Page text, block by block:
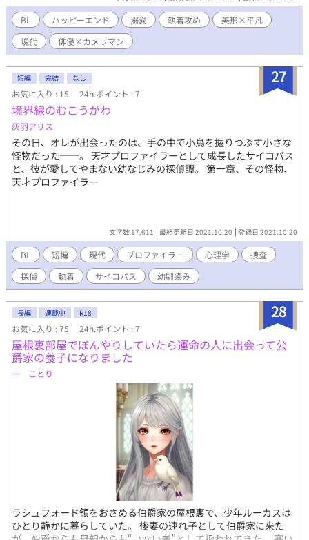
BL ハッピーエンド 溺愛 執着攻め
美形×平凡
現代
俳優×カメラマン
27
短編 完結 なし
お気に入り : 15 24h.ポイント : 7
境界線のむこうがわ
灰羽アリス
その日、オレが出会ったのは、手の中で小鳥を握りつぶす小さな
怪物だった──。 天才プロファイラーとして成長したサイコパス
と、彼が愛してやまない幼なじみの探偵譚。 第一章、その怪物、
天才プロファイラー
文字数 17,611 最終更新日 2021.10.20 登録日 2021.10.20
BL 短編 現代 プロファイラー 心理学
捜査
探偵
執着 サイコパス 幼馴染み
28
長編 連載中 R18
お気に入り : 75 24h.ポイント : 7
屋根裏部屋でぼんやりしていたら運命の人に出会って公
爵家の養子になりました
一 ことり
ラシュフォード領をおさめる伯爵家の屋根裏で、少年ルーカスは
ひとり静かに暮らしていた。 後妻の連れ子として伯爵家に来た